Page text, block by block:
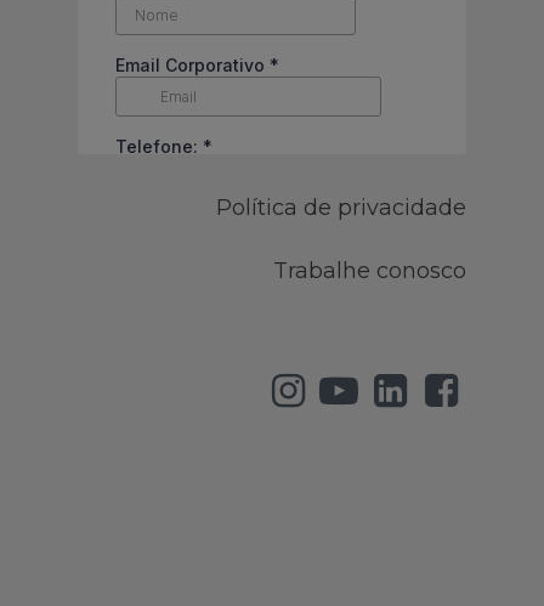
Política de privacidade
Trabalhe conosco